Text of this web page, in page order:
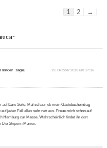
Navigation
1 2 →
norden sagte: 29. Oktober 2015 um 17:36
Eure Seite. Mal schaun ob mein Gästebucheintrag
jeden Fall alles sehr nett aus. Freue mich schon auf
Hamburg zur Messe. Wahrscheinlich findet ihr dort
Die Skiperin Marion.